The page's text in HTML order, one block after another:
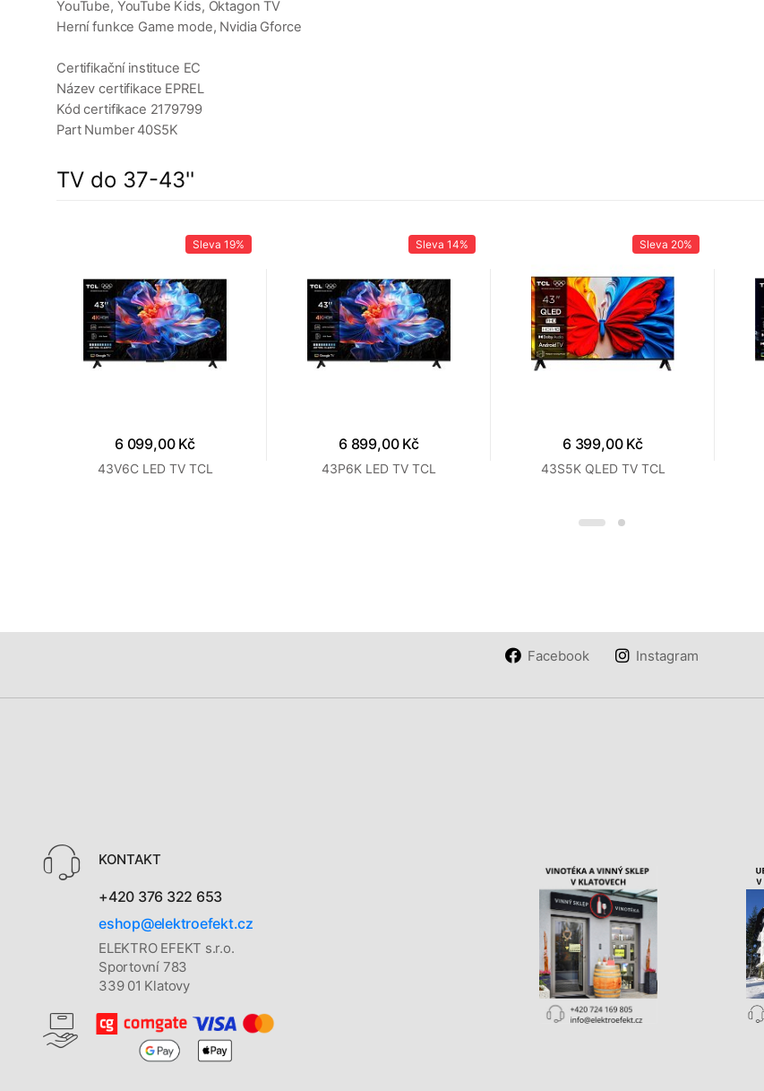
YouTube, YouTube Kids, Oktagon TV
Herní funkce Game mode, Nvidia Gforce
Certifikační instituce EC
Název certifikace EPREL
Kód certifikace 2179799
Part Number 40S5K
TV do 37-43''
Sleva 19%
6 099,00 Kč
43V6C LED TV TCL
Sleva 14%
6 899,00 Kč
43P6K LED TV TCL
Sleva 20%
6 399,00 Kč
43S5K QLED TV TCL
Facebook Instagram
KONTAKT
+420 376 322 653
eshop@elektroefekt.cz
ELEKTRO EFEKT s.r.o.
Sportovní 783
339 01 Klatovy